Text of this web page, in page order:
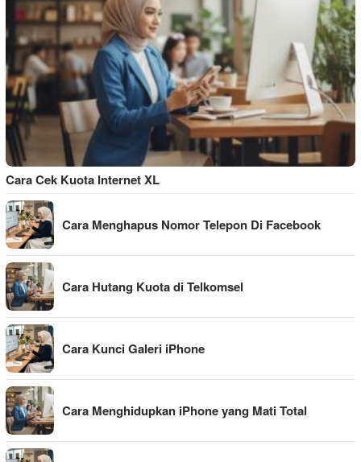
Cara Cek Kuota Internet XL
Cara Menghapus Nomor Telepon Di Facebook
Cara Hutang Kuota di Telkomsel
Cara Kunci Galeri iPhone
Cara Menghidupkan iPhone yang Mati Total